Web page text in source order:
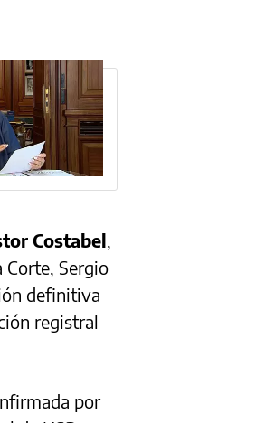
Costabel,
Sergio
definitiva
registral
por